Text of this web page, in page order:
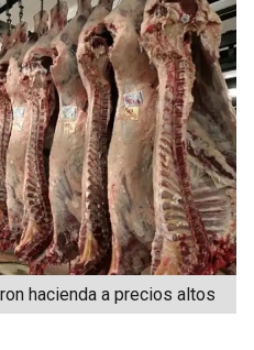
hacienda a precios altos